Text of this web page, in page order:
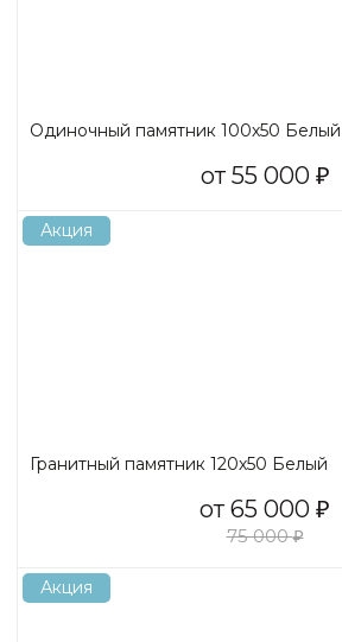
Одиночный памятник 100х50 Белый
от 55 000 ₽
Акция
Гранитный памятник 120х50 Белый
от 65 000 ₽
75 000₽
Акция